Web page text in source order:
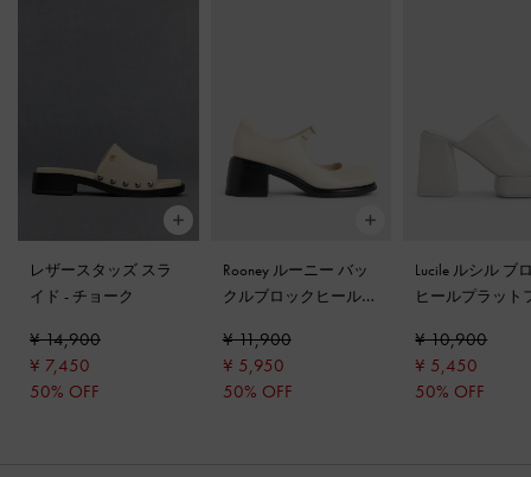
レザースタッズ スラ
イド - チョーク
¥ 14,900
¥ 7,450
50% OFF
Rooney ルーニー バッ
クルブロックヒールメ
ク
¥ 11,900
¥ 5,950
50% OFF
Lucile ルシル ブ
ヒールプラット
¥ 10,900
¥ 5,450
50% OFF